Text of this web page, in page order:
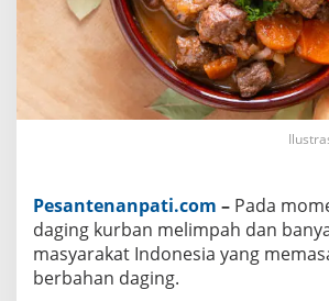
a
n
E
n
a
k
B
i
g
i
l
e
Pesantenanpati.com – Pada
daging kurban melimpah dan
masyarakat Indonesia yang
berbahan daging.